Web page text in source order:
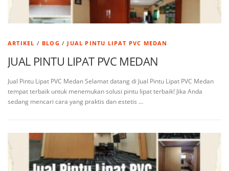
ARTIKEL / BLOG / JUAL PINTU LIPAT PVC MEDAN
JUAL PINTU LIPAT PVC MEDAN
Jual Pintu Lipat PVC Medan Selamat datang di Jual Pintu Lipat PVC Medan
tempat terbaik untuk menemukan solusi pintu lipat terbaik! Jika Anda
sedang mencari cara yang praktis dan estetis …